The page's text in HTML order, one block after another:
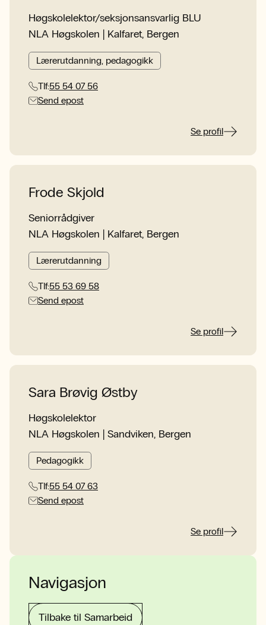
Høgskolelektor/seksjonsansvarlig BLU
NLA Høgskolen | Kalfaret, Bergen
Lærerutdanning, pedagogikk
Tlf:55 54 07 56
Send epost
Se profil
Frode Skjold
Seniorrådgiver
NLA Høgskolen | Kalfaret, Bergen
Lærerutdanning
Tlf:55 53 69 58
Send epost
Se profil
Sara Brøvig Østby
Høgskolelektor
NLA Høgskolen | Sandviken, Bergen
Pedagogikk
Tlf:55 54 07 63
Send epost
Se profil
Navigasjon
Tilbake til Samarbeid